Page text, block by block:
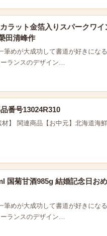
ラット金箔入りスパークワ
田清峰作
めが大成功して書道が好きにな
ランスのデザイン…
番号13024R310
】 関連商品【お中元】北海道海
国菊甘酒985g 結婚記念日お
めが大成功して書道が好きにな
ランスのデザイン…